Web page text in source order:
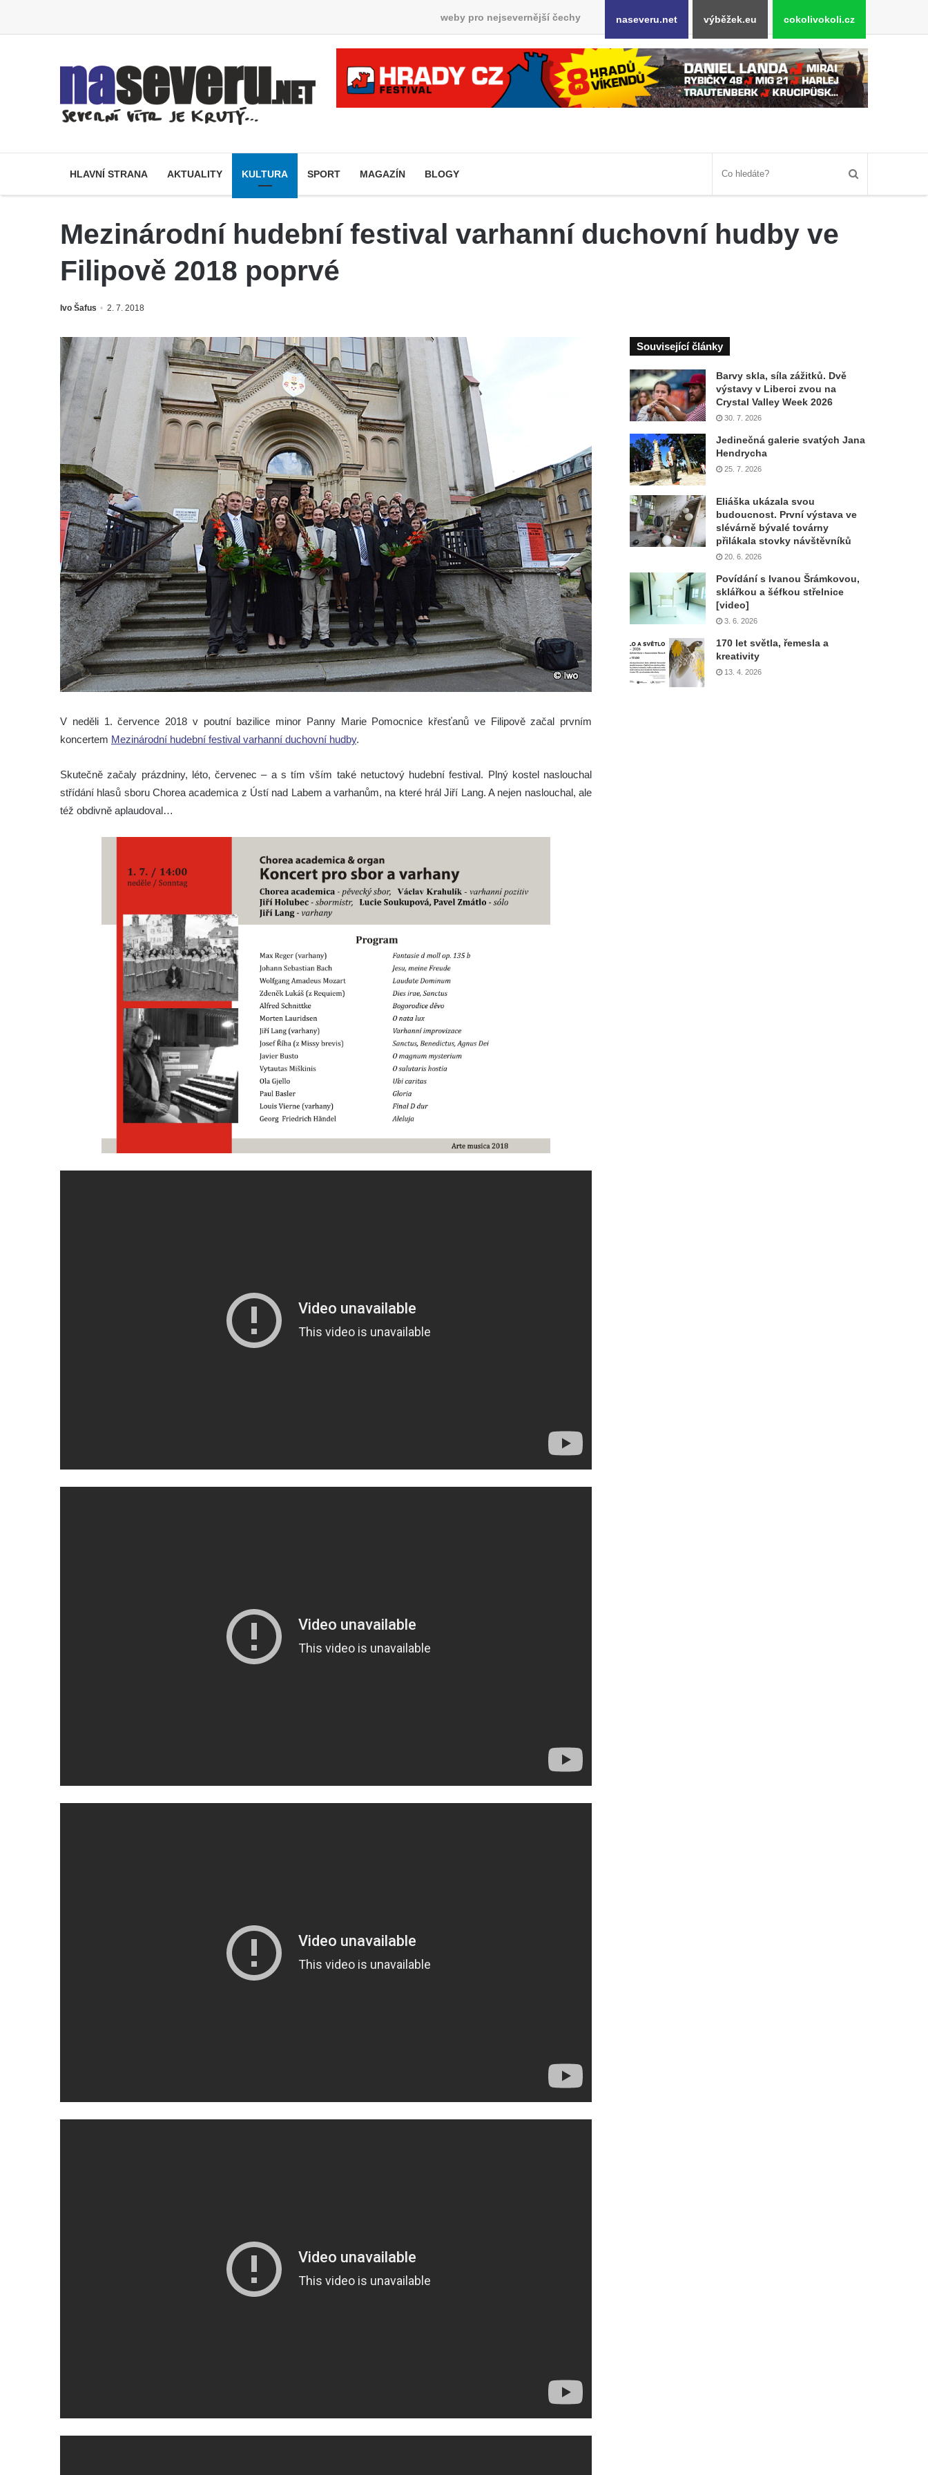
weby pro nejsevernější čechy naseveru.net výběžek.eu cokolivokoli.cz
HLAVNÍ STRANA AKTUALITY KULTURA SPORT MAGAZÍN BLOGY
Mezinárodní hudební festival varhanní duchovní hudby ve
Filipově 2018 poprvé
Ivo Šafus 2. 7. 2018
V neděli 1. července 2018 v poutní bazilice minor Panny Marie Pomocnice křesťanů ve Filipově začal prvním
koncertem Mezinárodní hudební festival varhanní duchovní hudby.
Skutečně začaly prázdniny, léto, červenec – a s tím vším také netuctový hudební festival. Plný kostel naslouchal
střídání hlasů sboru Chorea academica z Ústí nad Labem a varhanům, na které hrál Jiří Lang. A nejen naslouchal, ale
též obdivně aplaudoval…
Související články
Barvy skla, síla zážitků. Dvě
výstavy v Liberci zvou na
Crystal Valley Week 2026
30. 7. 2026
Jedinečná galerie svatých Jana
Hendrycha
25. 7. 2026
Eliáška ukázala svou
budoucnost. První výstava ve
slévárně bývalé továrny
přilákala stovky návštěvníků
20. 6. 2026
Povídání s Ivanou Šrámkovou,
sklářkou a šéfkou střelnice
[video]
3. 6. 2026
170 let světla, řemesla a
kreativity
13. 4. 2026